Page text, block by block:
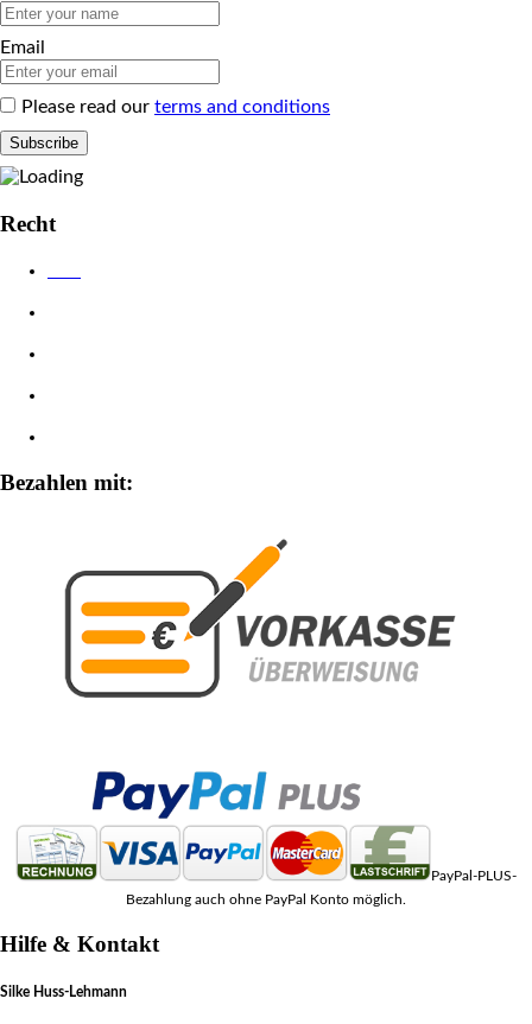
Email
Please read our terms and conditions
Recht
Bezahlen mit:
PayPal-PLUS-
Bezahlung auch ohne PayPal Konto möglich.
Hilfe & Kontakt
Silke Huss-Lehmann